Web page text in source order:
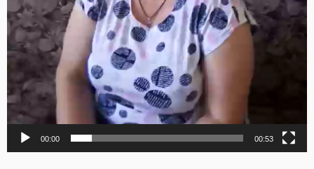
00:00 00:53